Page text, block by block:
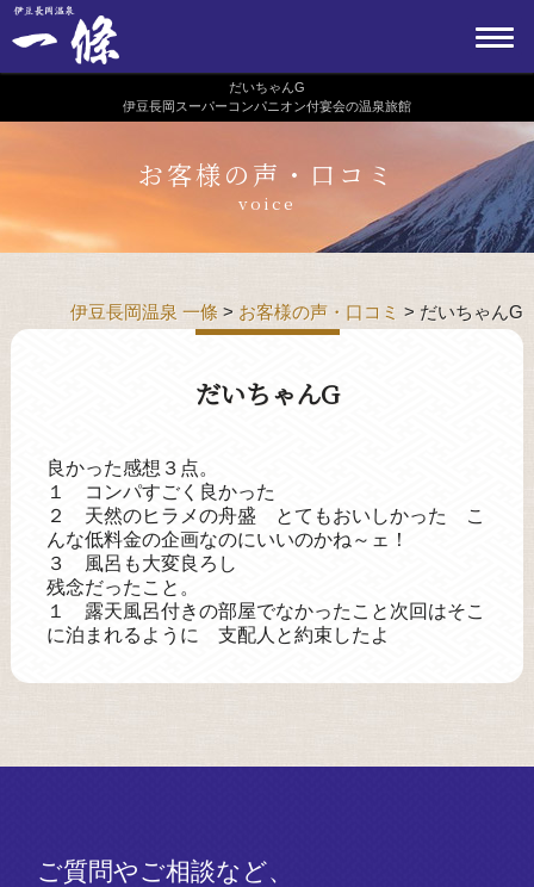
だいちゃんG
伊豆長岡スーパーコンパニオン付宴会の温泉旅館
お客様の声・口コミ
voice
伊豆長岡温泉 一條 > お客様の声・口コミ > だいちゃんG
だいちゃんG
良かった感想３点。
１ コンパすごく良かった
２ 天然のヒラメの舟盛 とてもおいしかった こ
んな低料金の企画なのにいいのかね～ェ！
３ 風呂も大変良ろし
残念だったこと。
１ 露天風呂付きの部屋でなかったこと次回はそこ
に泊まれるように 支配人と約束したよ
ご質問やご相談など、